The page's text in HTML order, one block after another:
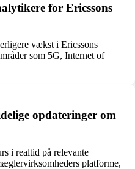
for Ericssons
vækst i Ericssons
som 5G, Internet of
opdateringer om
i realtid på relevante
platforme,